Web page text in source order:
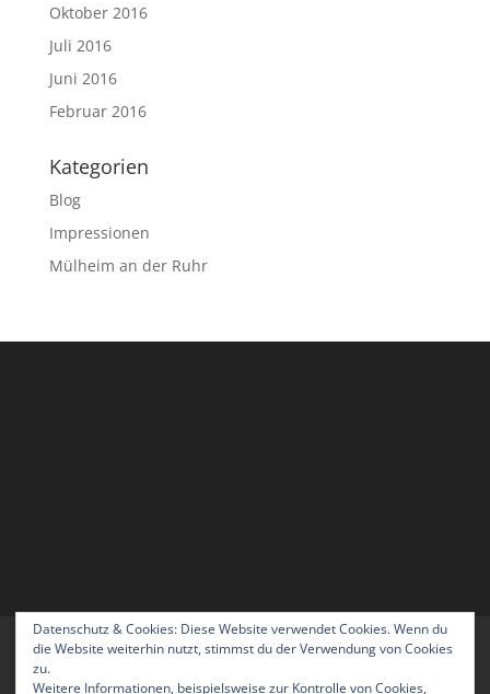
Oktober 2016
Juli 2016
Juni 2016
Februar 2016
Kategorien
Blog
Impressionen
Mülheim an der Ruhr
Home Blog Über uns
Kontakt
Datenschutz & Cookies: Diese Website verwendet Cookies. Wenn du
die Website weiterhin nutzt, stimmst du der Verwendung von Cookies
zu.
Weitere Informationen, beispielsweise zur Kontrolle von Cookies,